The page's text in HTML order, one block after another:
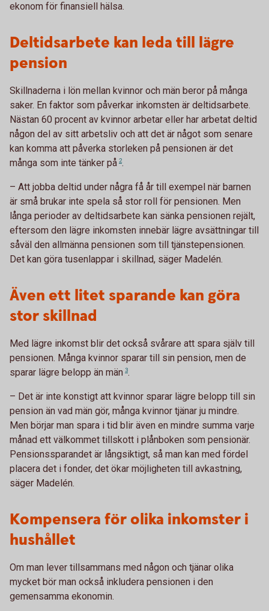
ekonom för finansiell hälsa.
Deltidsarbete kan leda till lägre
pension
Skillnaderna i lön mellan kvinnor och män beror på många
saker. En faktor som påverkar inkomsten är deltidsarbete.
Nästan 60 procent av kvinnor arbetar eller har arbetat deltid
någon del av sitt arbetsliv och att det är något som senare
kan komma att påverka storleken på pensionen är det
många som inte tänker på 2.
– Att jobba deltid under några få år till exempel när barnen
är små brukar inte spela så stor roll för pensionen. Men
långa perioder av deltidsarbete kan sänka pensionen rejält,
eftersom den lägre inkomsten innebär lägre avsättningar till
såväl den allmänna pensionen som till tjänstepensionen.
Det kan göra tusenlappar i skillnad, säger Madelén.
Även ett litet sparande kan göra
stor skillnad
Med lägre inkomst blir det också svårare att spara själv till
pensionen. Många kvinnor sparar till sin pension, men de
sparar lägre belopp än män 3.
– Det är inte konstigt att kvinnor sparar lägre belopp till sin
pension än vad män gör, många kvinnor tjänar ju mindre.
Men börjar man spara i tid blir även en mindre summa varje
månad ett välkommet tillskott i plånboken som pensionär.
Pensionssparandet är långsiktigt, så man kan med fördel
placera det i fonder, det ökar möjligheten till avkastning,
säger Madelén.
Kompensera för olika inkomster i
hushållet
Om man lever tillsammans med någon och tjänar olika
mycket bör man också inkludera pensionen i den
gemensamma ekonomin.